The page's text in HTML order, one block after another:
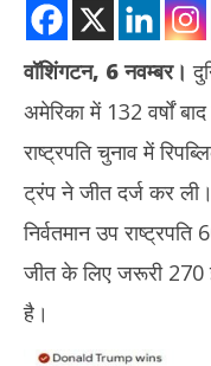
November
वॉशिंगटन, 6 नवम्बर।
अमेरिका में 132 वर्षों
राष्ट्रपति चुनाव में
ट्रंप ने जीत दर्ज कर ली।
निर्वतमान उप
जीत के लिए जरूरी 270
है।